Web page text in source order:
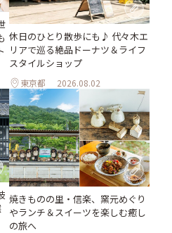
休日のひとり散歩にも♪ 代々木エ
リアで巡る絶品ドーナツ＆ライフ
スタイルショップ
東京都 2026.08.02
焼きものの里・信楽、窯元めぐり
やランチ＆スイーツを楽しむ癒し
の旅へ